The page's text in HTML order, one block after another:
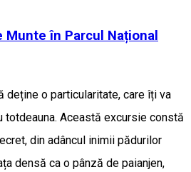
în Parcul Național
deține o particularitate, care îți va
totdeauna. Această excursie constă
din adâncul inimii pădurilor
densă ca o pânză de paianjen,